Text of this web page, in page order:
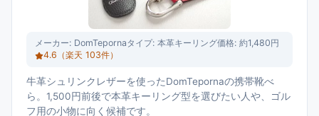
メーカー: DomTepornaタイプ: 本革キーリング価格: 約1,480円
4.6 （楽天 103件）
牛革シュリンクレザーを使ったDomTepornaの携帯靴べ
ら。1,500円前後で本革キーリング型を選びたい人や、ゴル
フ用の小物に向く候補です。